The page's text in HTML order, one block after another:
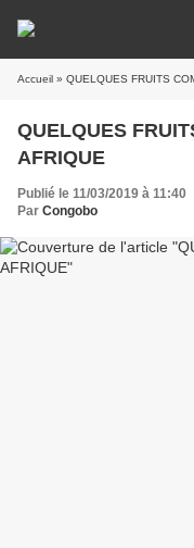
Accueil » QUELQUES FRUITS
QUELQUES
AFRIQUE
Publié le 11/03/2019 à 11:40
Par Congobo